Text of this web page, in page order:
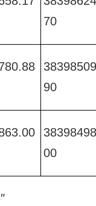
70
90
00